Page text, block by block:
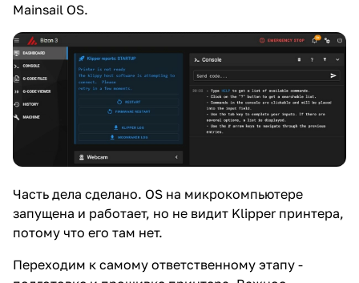
Mainsail OS.
Часть дела сделано. OS на микрокомпьютере
запущена и работает, но не видит Klipper принтера,
потому что его там нет.
Переходим к самому ответственному этапу -